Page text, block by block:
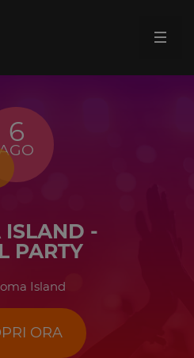
6
ISLAND -
PARTY
Island
ORA